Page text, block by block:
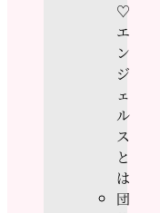
♡
エ
ン
ジ
ェ
ル
ス
と
は
団